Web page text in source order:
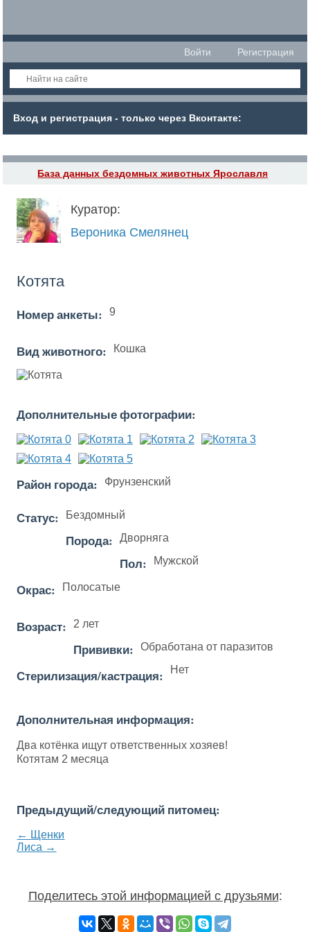
Войти Регистрация
Вход и регистрация - только через Вконтакте:
База данных бездомных животных Ярославля
Куратор:
Вероника Смелянец
Котята
Номер анкеты:
9
Вид животного: Кошка
Дополнительные фотографии:
Район города: Фрунзенский
Статус: Бездомный
Порода: Дворняга
Пол: Мужской
Окрас: Полосатые
Возраст: 2 лет
Прививки: Обработана от паразитов
Стерилизация/кастрация: Нет
Дополнительная информация:
Два котёнка ищут ответственных хозяев!
Котятам 2 месяца
Предыдущий/следующий питомец:
← Щенки
Лиса →
Поделитесь этой информацией с друзьями: